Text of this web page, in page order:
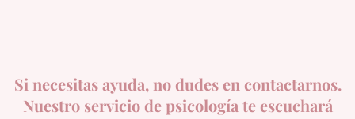
Si necesitas ayuda, no dudes en contactarnos.
Nuestro servicio de psicología te escuchará